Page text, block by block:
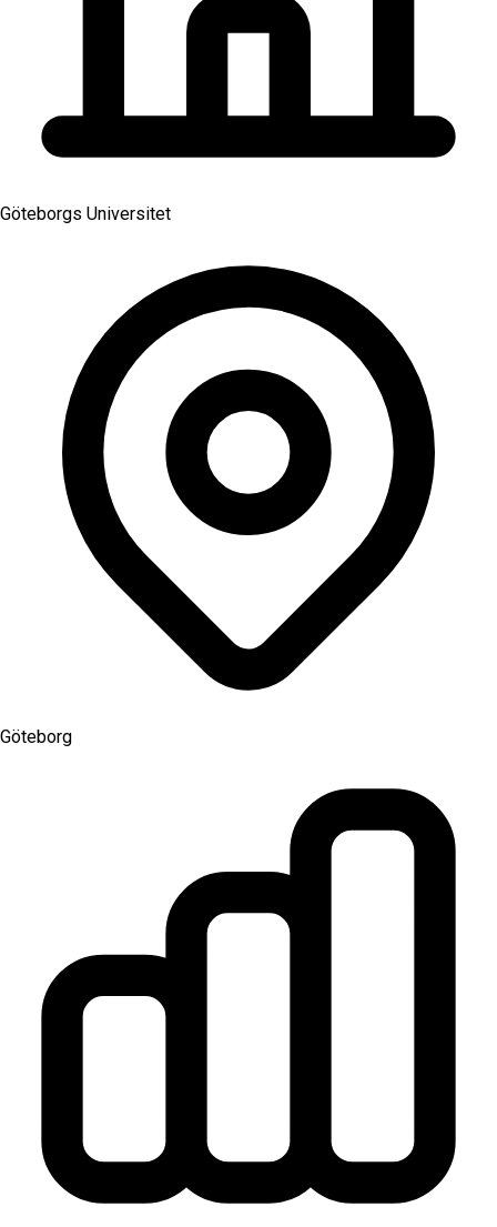
Göteborgs Universitet
Göteborg